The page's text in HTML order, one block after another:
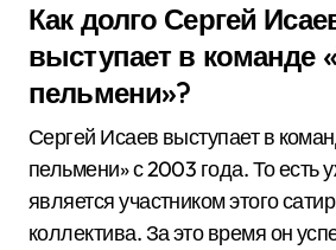
Как долго Сергей
выступает в команде
пельмени»?
Сергей Исаев выступает в
пельмени» с 2003 года. То есть
является участником этого
коллектива. За это время он